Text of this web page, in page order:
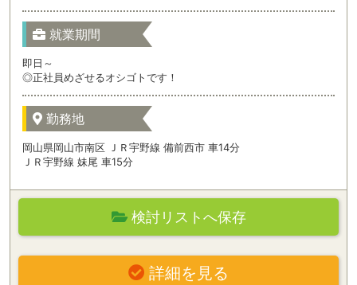
就業期間
即日～
◎正社員めざせるオシゴトです！
勤務地
岡山県岡山市南区 ＪＲ宇野線 備前西市 車14分
ＪＲ宇野線 妹尾 車15分
検討リストへ保存
詳細を見る